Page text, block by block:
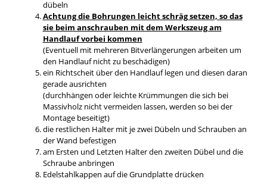
dübeln
Achtung die Bohrungen leicht schräg setzen, so das
sie beim anschrauben mit dem Werkszeug am
Handlauf vorbei kommen
(Eventuell mit mehreren Bitverlängerungen arbeiten um
den Handlauf nicht zu beschädigen)
ein Richtscheit über den Handlauf legen und diesen daran
gerade ausrichten
(durchhängen oder leichte Krümmungen die sich bei
Massivholz nicht vermeiden lassen, werden so bei der
Montage beseitigt)
die restlichen Halter mit je zwei Dübeln und Schrauben an
der Wand befestigen
am Ersten und Letzten Halter den zweiten Dübel und die
Schraube anbringen
Edelstahlkappen auf die Grundplatte drücken